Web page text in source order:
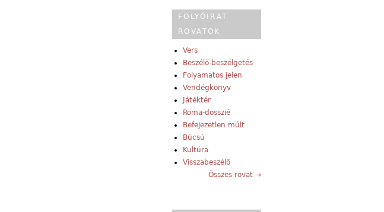
FOLYÓIRAT
ROVATOK
Vers
Beszélő-beszélgetés
Folyamatos jelen
Vendégkönyv
Játéktér
Roma-dosszié
Befejezetlen múlt
Búcsú
Kultúra
Visszabeszélő
Összes rovat →